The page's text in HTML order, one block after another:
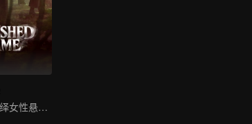
倪妮闫妮演绎女性悬疑剧